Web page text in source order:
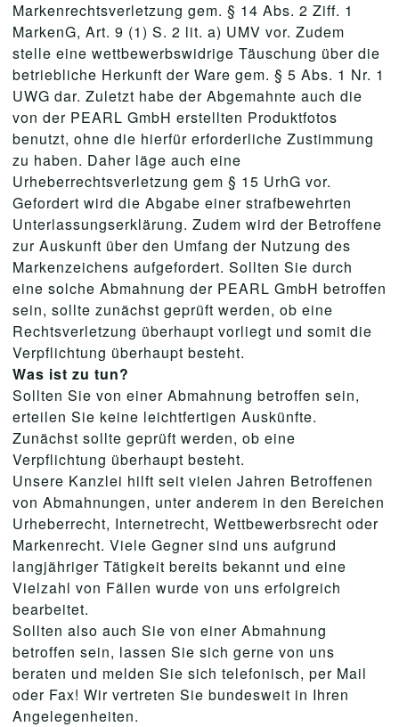
Markenrechtsverletzung gem. § 14 Abs. 2 Ziff. 1
MarkenG, Art. 9 (1) S. 2 lit. a) UMV vor. Zudem
stelle eine wettbewerbswidrige Täuschung über die
betriebliche Herkunft der Ware gem. § 5 Abs. 1 Nr. 1
UWG dar. Zuletzt habe der Abgemahnte auch die
von der PEARL GmbH erstellten Produktfotos
benutzt, ohne die hierfür erforderliche Zustimmung
zu haben. Daher läge auch eine
Urheberrechtsverletzung gem § 15 UrhG vor.
Gefordert wird die Abgabe einer strafbewehrten
Unterlassungserklärung. Zudem wird der Betroffene
zur Auskunft über den Umfang der Nutzung des
Markenzeichens aufgefordert. Sollten Sie durch
eine solche Abmahnung der PEARL GmbH betroffen
sein, sollte zunächst geprüft werden, ob eine
Rechtsverletzung überhaupt vorliegt und somit die
Verpflichtung überhaupt besteht.
Was ist zu tun?
Sollten Sie von einer Abmahnung betroffen sein,
erteilen Sie keine leichtfertigen Auskünfte.
Zunächst sollte geprüft werden, ob eine
Verpflichtung überhaupt besteht.
Unsere Kanzlei hilft seit vielen Jahren Betroffenen
von Abmahnungen, unter anderem in den Bereichen
Urheberrecht, Internetrecht, Wettbewerbsrecht oder
Markenrecht. Viele Gegner sind uns aufgrund
langjähriger Tätigkeit bereits bekannt und eine
Vielzahl von Fällen wurde von uns erfolgreich
bearbeitet.
Sollten also auch Sie von einer Abmahnung
betroffen sein, lassen Sie sich gerne von uns
beraten und melden Sie sich telefonisch, per Mail
oder Fax! Wir vertreten Sie bundesweit in Ihren
Angelegenheiten.